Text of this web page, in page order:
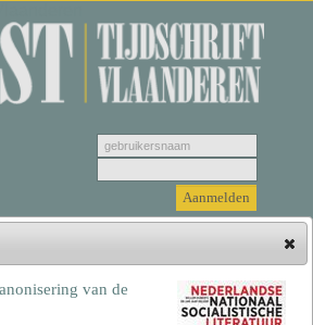
u de jongste recensies. Selecteer
van de